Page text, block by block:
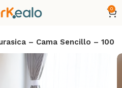
0
– Cama Sencillo – 100